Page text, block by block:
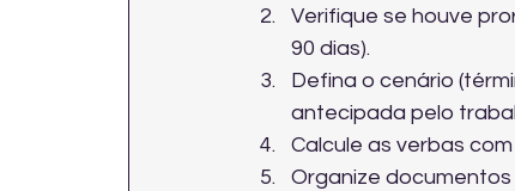
Verifique se houve
90 dias).
Defina o cenário
antecipada pelo
Calcule as verbas
Organize